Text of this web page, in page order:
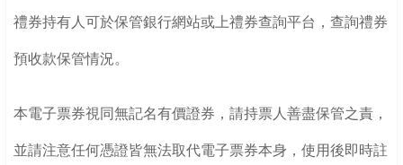
禮券持有人可於保管銀行網站或上禮券查詢平台，查詢禮券
預收款保管情況。
本電子票券視同無記名有價證券，請持票人善盡保管之責，
並請注意任何憑證皆無法取代電子票券本身，使用後即時註